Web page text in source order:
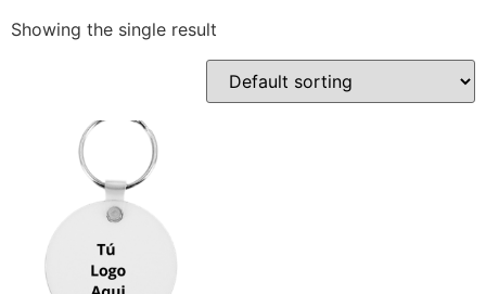
Showing the single result